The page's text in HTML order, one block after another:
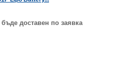
доставен по заявка